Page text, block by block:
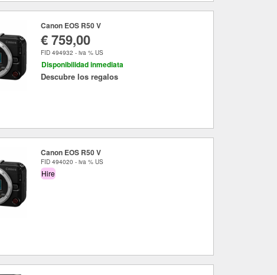
Canon EOS R50 V
€ 759,00
FID 494932 - iva % US
Disponibilidad inmediata
Descubre los regalos
Canon EOS R50 V
FID 494020 - iva % US
Hire